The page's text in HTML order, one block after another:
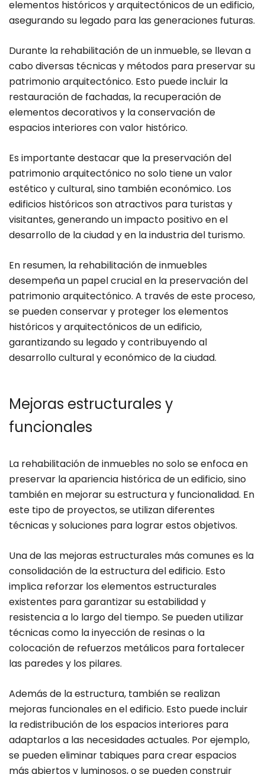
elementos históricos y arquitectónicos de un edificio,
asegurando su legado para las generaciones futuras.
Durante la rehabilitación de un inmueble, se llevan a
cabo diversas técnicas y métodos para preservar su
patrimonio arquitectónico. Esto puede incluir la
restauración de fachadas, la recuperación de
elementos decorativos y la conservación de
espacios interiores con valor histórico.
Es importante destacar que la preservación del
patrimonio arquitectónico no solo tiene un valor
estético y cultural, sino también económico. Los
edificios históricos son atractivos para turistas y
visitantes, generando un impacto positivo en el
desarrollo de la ciudad y en la industria del turismo.
En resumen, la rehabilitación de inmuebles
desempeña un papel crucial en la preservación del
patrimonio arquitectónico. A través de este proceso,
se pueden conservar y proteger los elementos
históricos y arquitectónicos de un edificio,
garantizando su legado y contribuyendo al
desarrollo cultural y económico de la ciudad.
Mejoras estructurales y
funcionales
La rehabilitación de inmuebles no solo se enfoca en
preservar la apariencia histórica de un edificio, sino
también en mejorar su estructura y funcionalidad. En
este tipo de proyectos, se utilizan diferentes
técnicas y soluciones para lograr estos objetivos.
Una de las mejoras estructurales más comunes es la
consolidación de la estructura del edificio. Esto
implica reforzar los elementos estructurales
existentes para garantizar su estabilidad y
resistencia a lo largo del tiempo. Se pueden utilizar
técnicas como la inyección de resinas o la
colocación de refuerzos metálicos para fortalecer
las paredes y los pilares.
Además de la estructura, también se realizan
mejoras funcionales en el edificio. Esto puede incluir
la redistribución de los espacios interiores para
adaptarlos a las necesidades actuales. Por ejemplo,
se pueden eliminar tabiques para crear espacios
más abiertos y luminosos, o se pueden construir